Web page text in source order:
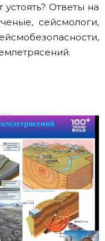
Ответы на
сейсмологи,